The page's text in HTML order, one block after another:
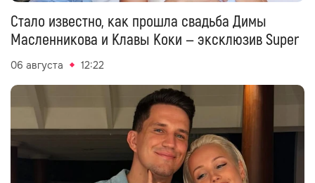
Стало известно, как прошла свадьба Димы
Масленникова и Клавы Коки — эксклюзив Super
06 августа 12:22